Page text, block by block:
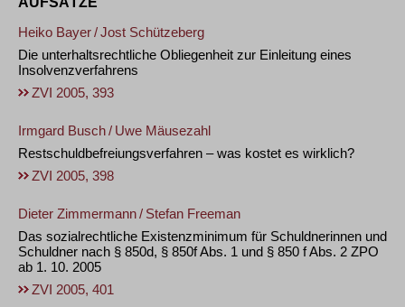
Heiko Bayer/Jost Schützeberg
Die unterhaltsrechtliche Obliegenheit zur Einleitung eines
Insolvenzverfahrens
ZVI 2005, 393
Irmgard Busch/ Uwe Mäusezahl
Restschuldbefreiungsverfahren – was kostet es wirklich?
ZVI 2005, 398
Dieter Zimmermann/ Stefan Freeman
Das sozialrechtliche Existenzminimum für Schuldnerinnen und
Schuldner nach § 850d, § 850f Abs. 1 und § 850 f Abs. 2 ZPO
ab 1. 10. 2005
ZVI 2005, 401